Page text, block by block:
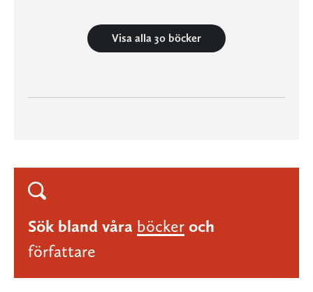
Visa alla 30 böcker
Sök bland våra böcker och
författare